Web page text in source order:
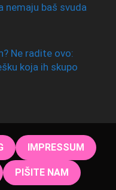
nemaju baš svuda
Ne radite ovo:
koja ih skupo
IMPRESSUM
PIŠITE NAM